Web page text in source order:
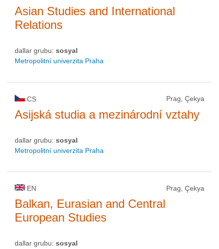
Asian Studies and International
Relations
dallar grubu: sosyal
Metropolitní univerzita Praha
CS Prag, Çekya
Asijská studia a mezinárodní vztahy
dallar grubu: sosyal
Metropolitní univerzita Praha
EN Prag, Çekya
Balkan, Eurasian and Central
European Studies
dallar grubu: sosyal